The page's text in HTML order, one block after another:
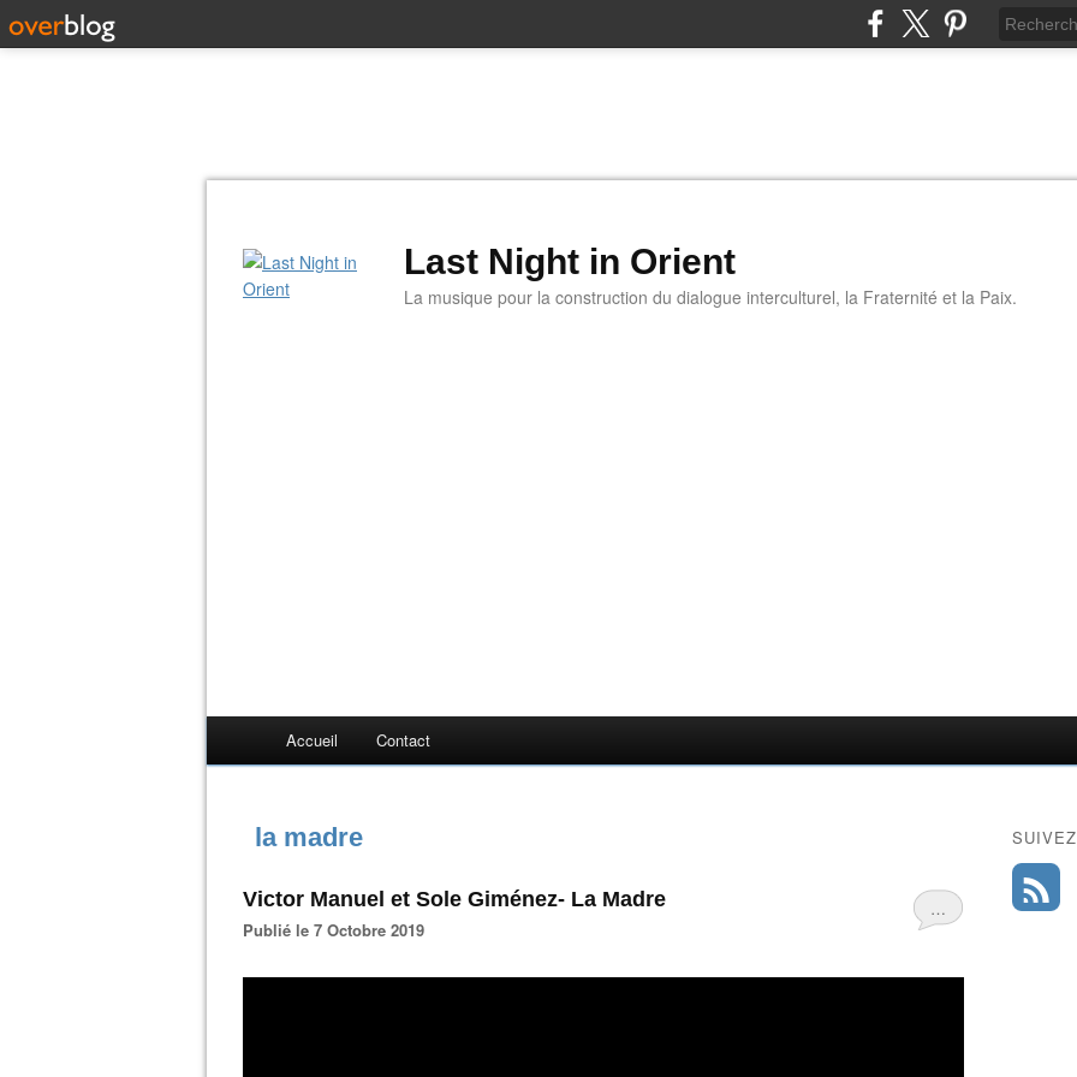
Last Night in Orient
La musique pour la construction du dialogue interculturel, la Fraternité et la Paix.
Accueil Contact
la madre
…
Victor Manuel et Sole Giménez- La Madre
Publié le 7 Octobre 2019